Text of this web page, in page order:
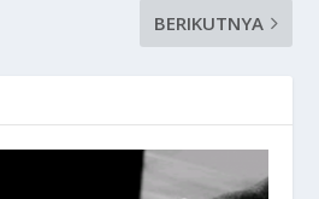
BERIKUTNYA